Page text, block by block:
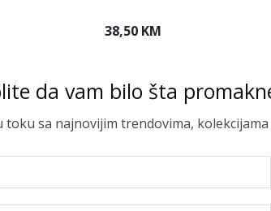
38,50 KM
da vam bilo šta
sa najnovijim trendovima,